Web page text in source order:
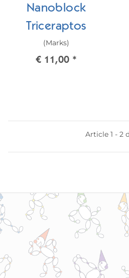
Nanoblock
Triceraptos
(Marks)
€ 11,00 *
Article 1 - 2